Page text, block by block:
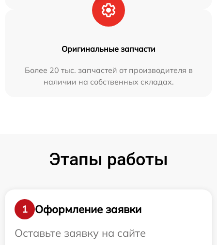
Оригинальные запчасти
Более 20 тыс. запчастей от производителя в
наличии на собственных складах.
Этапы работы
1
Оформление заявки
Оставьте заявку на сайте